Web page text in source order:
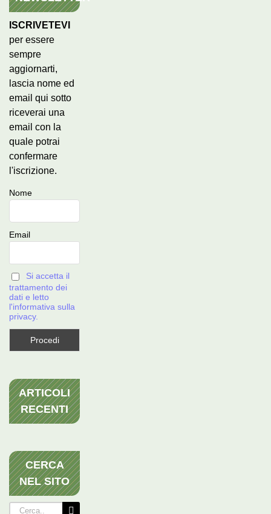
ISCRIVETEVI
per essere
sempre
aggiornarti,
lascia nome ed
email qui sotto
riceverai una
email con la
quale potrai
confermare
l'iscrizione.
Nome
Email
Si accetta il
trattamento dei
dati e letto
l'informativa sulla
privacy.
ARTICOLI
RECENTI
CERCA
NEL SITO
Cerca